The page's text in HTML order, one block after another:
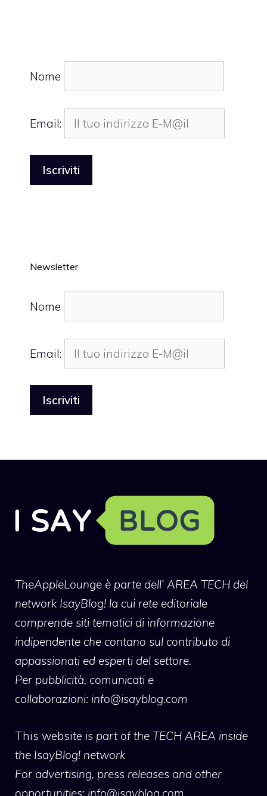
Nome
Email:
Newsletter
Nome
Email:
TheAppleLounge è parte dell' AREA TECH del
network IsayBlog! la cui rete editoriale
comprende siti tematici di informazione
indipendente che contano sul contributo di
appassionati ed esperti del settore.
Per pubblicità, comunicati e
collaborazioni: info@isayblog.com
This website is part of the TECH AREA inside
the IsayBlog! network
For advertising, press releases and other